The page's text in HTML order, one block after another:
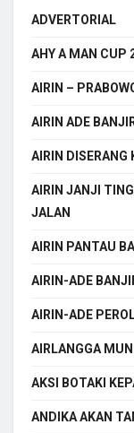
ADVERTORIAL
AHY A MAN CUP
AIRIN –
AIRIN ADE
AIRIN DISERANG
AIRIN JANJI
JALAN
AIRIN PANTAU
AIRIN-ADE
AIRIN-ADE
AIRLANGGA
AKSI BOTAKI
ANDIKA AKAN